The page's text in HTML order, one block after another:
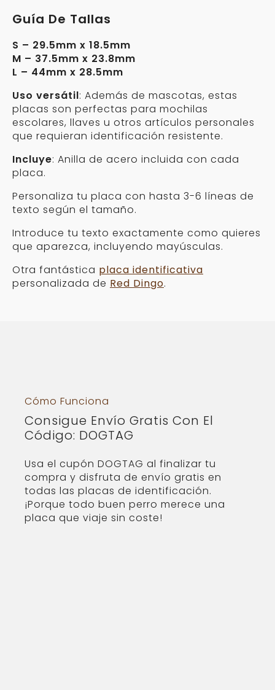
Guía De Tallas
S – 29.5mm x 18.5mm
M – 37.5mm x 23.8mm
L – 44mm x 28.5mm
Uso versátil: Además de mascotas, estas
placas son perfectas para mochilas
escolares, llaves u otros artículos personales
que requieran identificación resistente.
Incluye: Anilla de acero incluida con cada
placa.
Personaliza tu placa con hasta 3-6 líneas de
texto según el tamaño.
Introduce tu texto exactamente como quieres
que aparezca, incluyendo mayúsculas.
Otra fantástica placa identificativa
personalizada de Red Dingo.
Cómo Funciona
Consigue Envío Gratis Con El
Código: DOGTAG
Usa el cupón DOGTAG al finalizar tu
compra y disfruta de envío gratis en
todas las placas de identificación.
¡Porque todo buen perro merece una
placa que viaje sin coste!